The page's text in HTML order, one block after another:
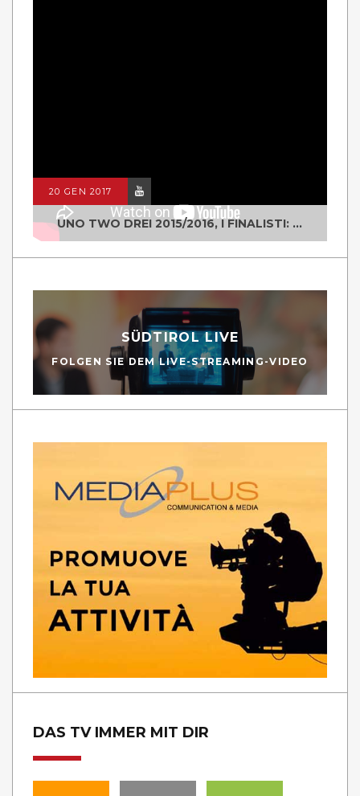
20 GEN 2017
UNO TWO DREI 2015/2016, I FINALISTI: CLASSE IV ALS ISTITUTO "DEGASPERI" BORGO VALSUGANA
SÜDTIROL LIVE
FOLGEN SIE DEM LIVE-STREAMING-VIDEO
DAS TV IMMER MIT DIR